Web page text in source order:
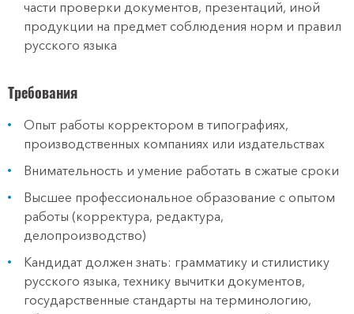
части проверки документов, презентаций, иной
продукции на предмет соблюдения норм и правил
русского языка
Требования
Опыт работы корректором в типографиях,
производственных компаниях или издательствах
Внимательность и умение работать в сжатые сроки
Высшее профессиональное образование с опытом
работы (корректура, редактура,
делопроизводство)
Кандидат должен знать: грамматику и стилистику
русского языка, технику вычитки документов,
государственные стандарты на терминологию,